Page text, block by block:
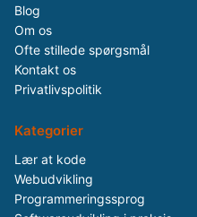
Blog
Om os
Ofte stillede spørgsmål
Kontakt os
Privatlivspolitik
Kategorier
Lær at kode
Webudvikling
Programmeringssprog